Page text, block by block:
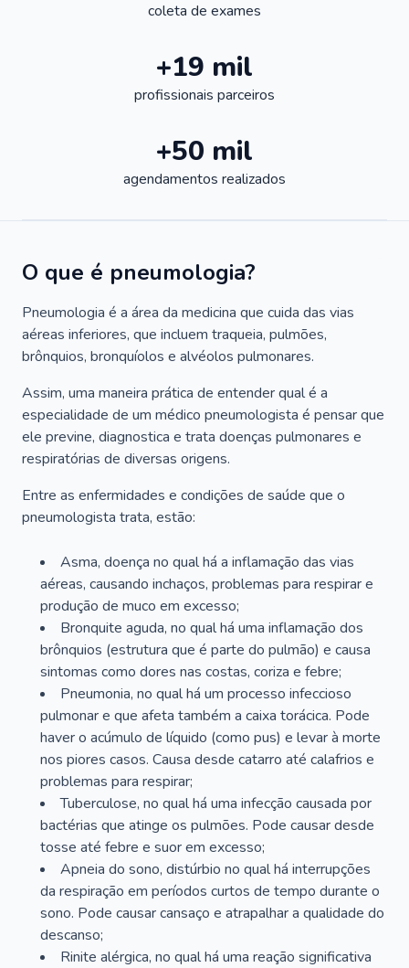
coleta de exames
+19 mil
profissionais parceiros
+50 mil
agendamentos realizados
O que é pneumologia?
Pneumologia é a área da medicina que cuida das vias
aéreas inferiores, que incluem traqueia, pulmões,
brônquios, bronquíolos e alvéolos pulmonares.
Assim, uma maneira prática de entender qual é a
especialidade de um médico pneumologista é pensar que
ele previne, diagnostica e trata doenças pulmonares e
respiratórias de diversas origens.
Entre as enfermidades e condições de saúde que o
pneumologista trata, estão:
Asma, doença no qual há a inflamação das vias
aéreas, causando inchaços, problemas para respirar e
produção de muco em excesso;
Bronquite aguda, no qual há uma inflamação dos
brônquios (estrutura que é parte do pulmão) e causa
sintomas como dores nas costas, coriza e febre;
Pneumonia, no qual há um processo infeccioso
pulmonar e que afeta também a caixa torácica. Pode
haver o acúmulo de líquido (como pus) e levar à morte
nos piores casos. Causa desde catarro até calafrios e
problemas para respirar;
Tuberculose, no qual há uma infecção causada por
bactérias que atinge os pulmões. Pode causar desde
tosse até febre e suor em excesso;
Apneia do sono, distúrbio no qual há interrupções
da respiração em períodos curtos de tempo durante o
sono. Pode causar cansaço e atrapalhar a qualidade do
descanso;
Rinite alérgica, no qual há uma reação significativa